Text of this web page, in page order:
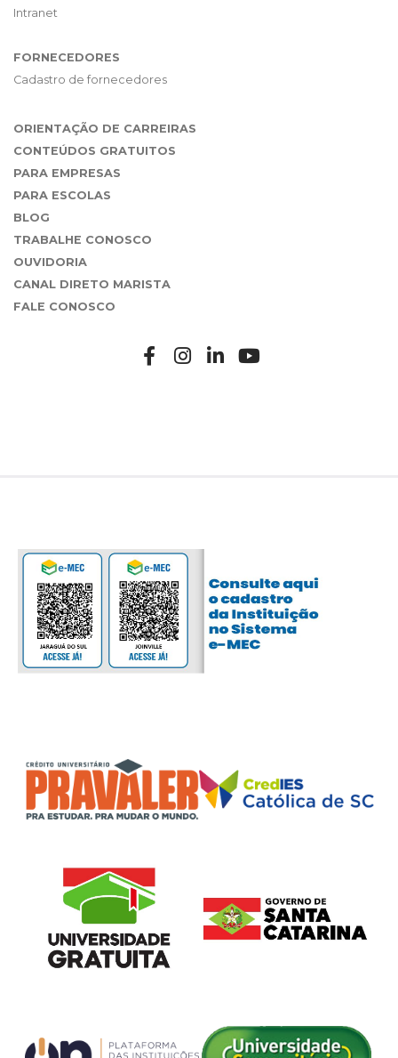
Intranet
FORNECEDORES
Cadastro de fornecedores
ORIENTAÇÃO DE CARREIRAS
CONTEÚDOS GRATUITOS
PARA EMPRESAS
PARA ESCOLAS
BLOG
TRABALHE CONOSCO
OUVIDORIA
CANAL DIRETO MARISTA
FALE CONOSCO